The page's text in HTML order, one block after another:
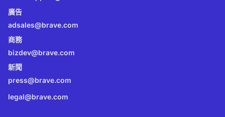
廣告
adsales@brave.com
商務
bizdev@brave.com
新聞
press@brave.com
legal@brave.com